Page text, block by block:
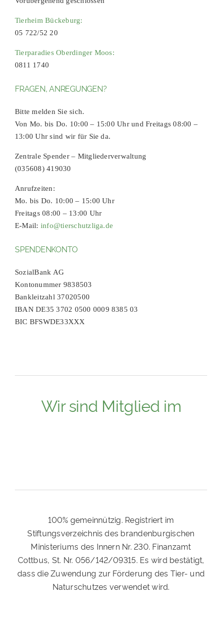
Tierheim Bückeburg:
05 722/52 20
Tierparadies Oberdinger Moos:
0811 1740
FRAGEN, ANREGUNGEN?
Bitte melden Sie sich.
Von Mo. bis Do. 10:00 – 15:00 Uhr und Freitags 08:00 –
13:00 Uhr sind wir für Sie da.
Zentrale Spender – Mitgliederverwaltung
(035608) 419030
Anrufzeiten:
Mo. bis Do. 10:00 – 15:00 Uhr
Freitags 08:00 – 13:00 Uhr
E-Mail: info@tierschutzliga.de
SPENDENKONTO
SozialBank AG
Kontonummer 9838503
Bankleitzahl 37020500
IBAN DE35 3702 0500 0009 8385 03
BIC BFSWDE33XXX
Wir sind Mitglied im
100% gemeinnützig. Registriert im
Stiftungsverzeichnis des brandenburgischen
Ministeriums des Innern Nr. 230. Finanzamt
Cottbus, St. Nr. 056/142/09315. Es wird bestätigt,
dass die Zuwendung zur Förderung des Tier- und
Naturschutzes verwendet wird.